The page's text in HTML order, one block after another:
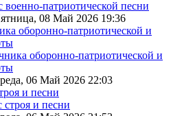
08 Май 2026 19:36
оборонно-патриотической и
06 Май 2026 22:03
и песни